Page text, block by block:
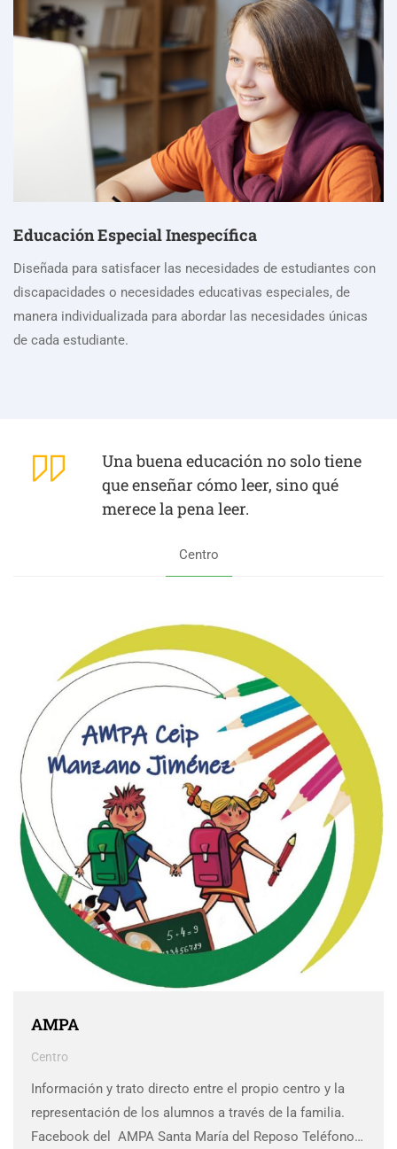
Educación Especial Inespecífica
Diseñada para satisfacer las necesidades de estudiantes con
discapacidades o necesidades educativas especiales, de
manera individualizada para abordar las necesidades únicas
de cada estudiante.
Una buena educación no solo tiene
que enseñar cómo leer, sino qué
merece la pena leer.
Centro
AMPA
Centro
Información y trato directo entre el propio centro y la
representación de los alumnos a través de la familia.
Facebook del AMPA Santa María del Reposo Teléfono: